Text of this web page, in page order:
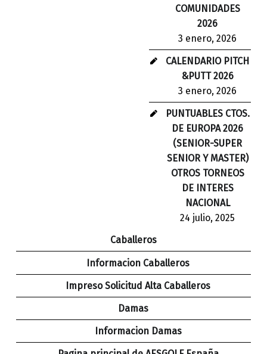
COMUNIDADES
2026
3 enero, 2026
CALENDARIO PITCH
&PUTT 2026
3 enero, 2026
PUNTUABLES CTOS.
DE EUROPA 2026
(SENIOR-SUPER
SENIOR Y MASTER)
OTROS TORNEOS
DE INTERES
NACIONAL
24 julio, 2025
Caballeros
Informacion Caballeros
Impreso Solicitud Alta Caballeros
Damas
Informacion Damas